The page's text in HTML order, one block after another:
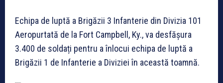
Echipa de luptă a Brigăzii 3 Infanterie din Divizia 101
Aeropurtată de la Fort Campbell, Ky., va desfășura
3.400 de soldați pentru a înlocui echipa de luptă a
Brigăzii 1 de Infanterie a Diviziei în această toamnă.